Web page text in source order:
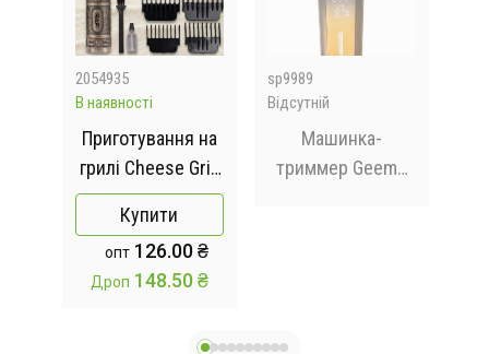
2054935
В наявності
Приготування на
грилі Cheese Grill
Machine R.5425
RAF /
Електрогриль
відкритий з
Купити
опт126.00 ₴
Дроп 148.50 ₴
sp9989
Відсутній
Машинка-
триммер Geemy